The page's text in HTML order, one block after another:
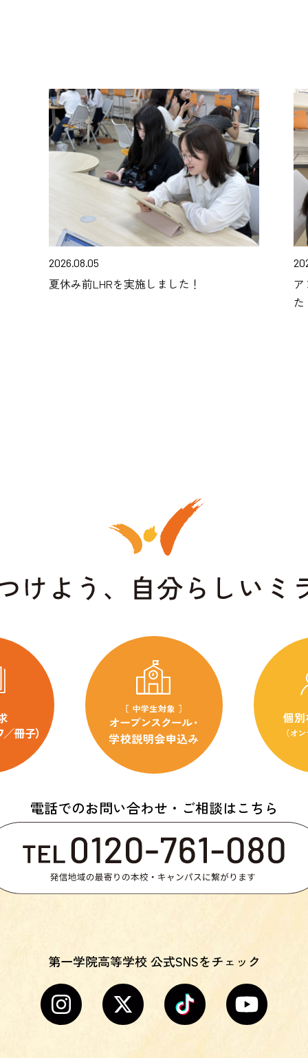
2026.08.05
夏休み前LHRを実施しました！
た
電話でのお問い合わせ・ご相談はこちら
第一学院高等学校 公式SNSをチェック